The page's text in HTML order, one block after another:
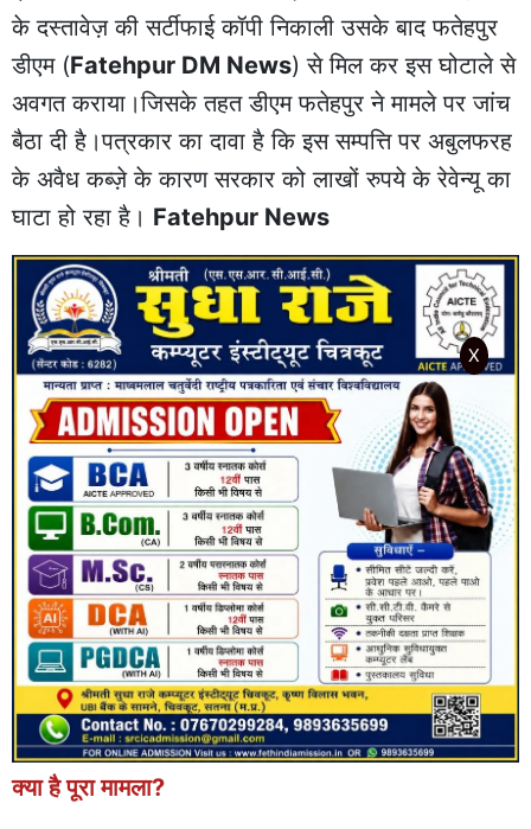
के दस्तावेज़ की सर्टीफाई कॉपी निकाली उसके बाद फतेहपुर
डीएम (Fatehpur DM News) से मिल कर इस घोटाले से
अवगत कराया।जिसके तहत डीएम फतेहपुर ने मामले पर जांच
बैठा दी है।पत्रकार का दावा है कि इस सम्पत्ति पर अबुलफरह
के अवैध कब्ज़े के कारण सरकार को लाखों रुपये के रेवेन्यू का
घाटा हो रहा है। Fatehpur News
क्या है पूरा मामला?
X